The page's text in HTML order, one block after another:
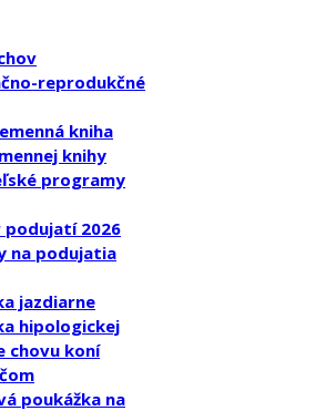
reprodukčné
kniha
knihy
programy
podujatí 2026
na podujatia
jazdiarne
hipologickej
chovu koní
poukážka na